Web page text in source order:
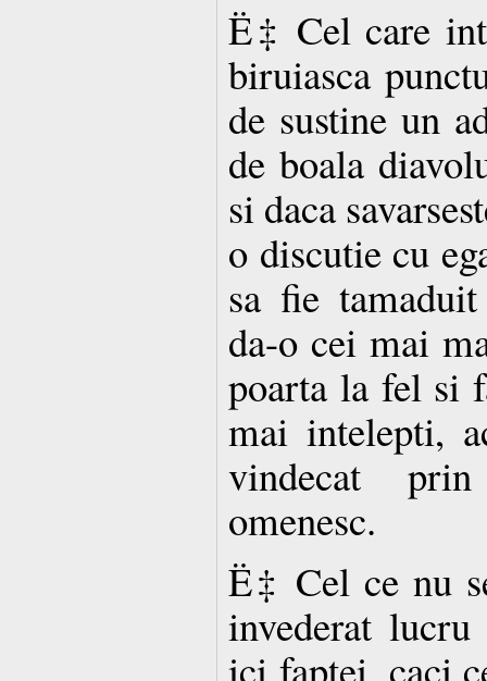
Ë‡ Cel care
biruiasca
de sustine un
de boala
si daca
o discutie cu
sa fie
da-o cei mai
poarta la fel si
mai intelepti,
vindecat
omenesc.
Ë‡ Cel ce nu
invederat
ici faptei, caci